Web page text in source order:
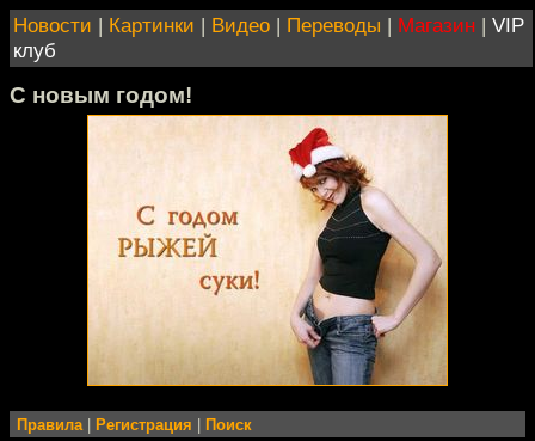
Новости | Картинки | Видео | Переводы | Магазин | VIP
клуб
С новым годом!
Правила Регистрация Поиск